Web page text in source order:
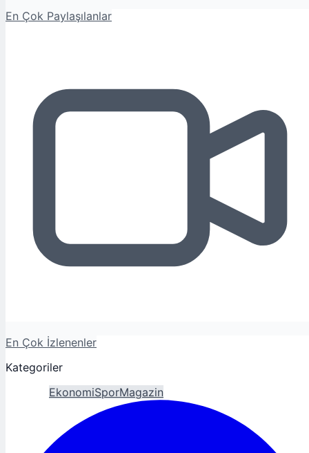
En Çok Paylaşılanlar
En Çok İzlenenler
Kategoriler
EkonomiSporMagazin